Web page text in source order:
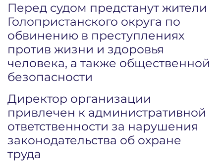
Перед судом предстанут жители
Голопристанского округа по
обвинению в преступлениях
против жизни и здоровья
человека, а также общественной
безопасности
Директор организации
привлечен к административной
ответственности за нарушения
законодательства об охране
труда